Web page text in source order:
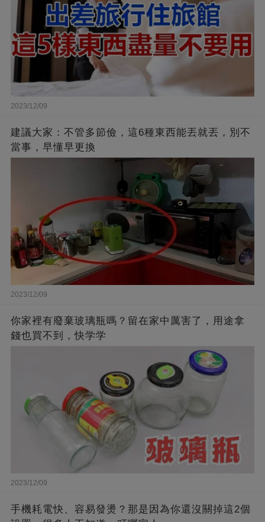
2023/12/09
建議大家：不管多節儉，這6種東西能丟就丟，別不
當事，早懂早更換
2023/12/09
你家裡有廢棄玻璃瓶嗎？留在家中厲害了，用途拿
錢也買不到，快学学
2023/12/09
手機耗電快、容易發燙？那是因為你還沒關掉這2個